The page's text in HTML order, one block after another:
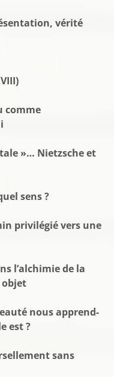
vérité
comme
»… Nietzsche et
sens ?
privilégié vers une
l’alchimie de la
nous apprend-
est ?
sans